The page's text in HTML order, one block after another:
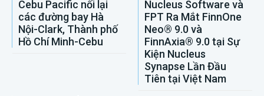
Cebu Pacific nối lại
các đường bay Hà
Nội-Clark, Thành phố
Hồ Chí Minh-Cebu
Nucleus Software và
FPT Ra Mắt FinnOne
Neo® 9.0 và
FinnAxia® 9.0 tại Sự
Kiện Nucleus
Synapse Lần Đầu
Tiên tại Việt Nam